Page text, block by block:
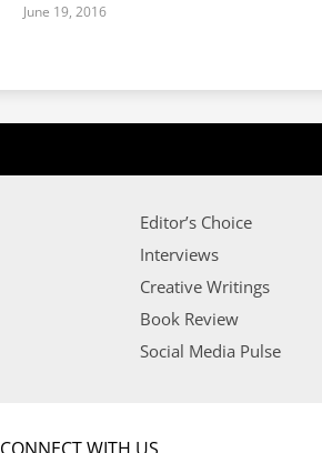
June 19, 2016
Editor’s Choice
Interviews
Creative Writings
Book Review
Social Media Pulse